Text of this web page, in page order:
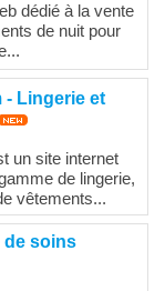
dédié à la vente
de nuit pour
- Lingerie et
un site internet
de lingerie,
vêtements...
de soins